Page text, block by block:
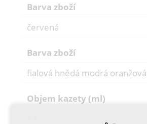
Barva zboží
červená
Barva zboží
fialová hnědá modrá
Objem kazety (ml)